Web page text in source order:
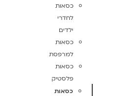
כסאות
לחדרי
ילדים
כסאות
למרפסת
כסאות
פלסטיק
כסאות